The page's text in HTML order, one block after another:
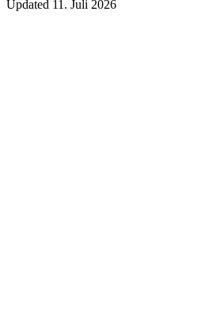
Updated 11. Juli 2026